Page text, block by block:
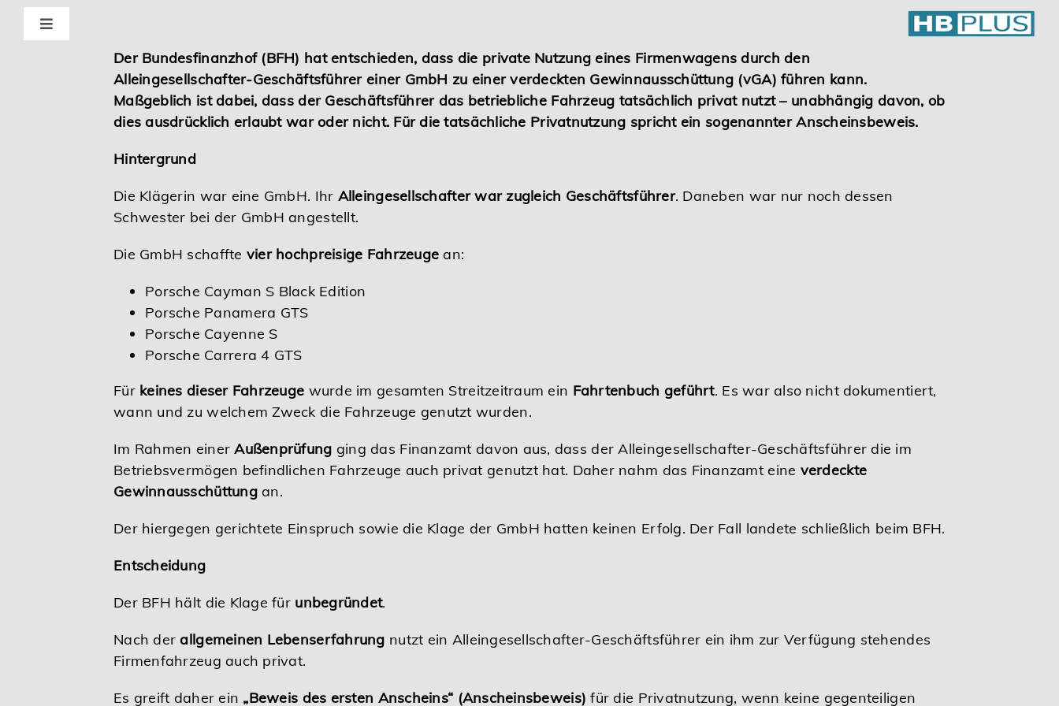
Skip
Toggle
Wirtschaftsprüfung
Unternehmensberatung
Digitalisierung | Steuerberatung
Der Bundesfinanzhof (BFH) hat entschieden, dass die private Nutzung eines Firmenwagens durch den
Alleingesellschafter-Geschäftsführer einer GmbH zu einer verdeckten Gewinnausschüttung (vGA) führen kann.
Maßgeblich ist dabei, dass der Geschäftsführer das betriebliche Fahrzeug tatsächlich privat nutzt – unabhängig davon, ob
dies ausdrücklich erlaubt war oder nicht. Für die tatsächliche Privatnutzung spricht ein sogenannter Anscheinsbeweis.
Hintergrund
Die Klägerin war eine GmbH. Ihr Alleingesellschafter war zugleich Geschäftsführer. Daneben war nur noch dessen
Schwester bei der GmbH angestellt.
Die GmbH schaffte vier hochpreisige Fahrzeuge an:
Porsche Cayman S Black Edition
Porsche Panamera GTS
Porsche Cayenne S
Porsche Carrera 4 GTS
Für keines dieser Fahrzeuge wurde im gesamten Streitzeitraum ein Fahrtenbuch geführt. Es war also nicht dokumentiert,
wann und zu welchem Zweck die Fahrzeuge genutzt wurden.
Im Rahmen einerAußenprüfung ging das Finanzamt davon aus, dass der Alleingesellschafter-Geschäftsführer die im
Betriebsvermögen befindlichen Fahrzeuge auch privat genutzt hat. Daher nahm das Finanzamt eine verdeckte
Gewinnausschüttungan.
Der hiergegen gerichtete Einspruch sowie die Klage der GmbH hatten keinen Erfolg. Der Fall landete schließlich beim BFH.
Entscheidung
Der BFH hält die Klage für unbegründet.
Nach derallgemeinen Lebenserfahrung nutzt ein Alleingesellschafter-Geschäftsführer ein ihm zur Verfügung stehendes
Firmenfahrzeug auch privat.
Es greift daher ein „Beweis des ersten Anscheins“ (Anscheinsbeweis) für die Privatnutzung, wenn keine gegenteiligen